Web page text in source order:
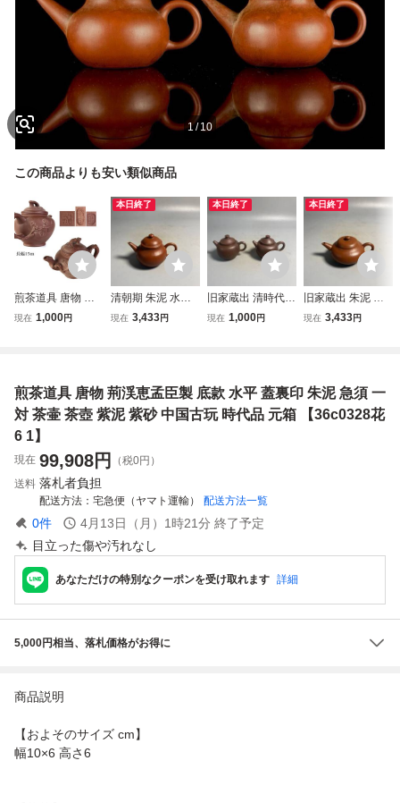
1/ 10
この商品よりも安い類似商品
煎茶道具 唐物 中
国宜興 底款 蓋裏
9 5】g
現在 1,000円
本日終了
清朝期 朱泥 水平
孟臣 紫砂 紫泥 急
現在 3,433円
本日終了
旧家蔵出 清時代
朱泥 急須 中国唐
現在 1,000円
本日終了
旧家蔵出 朱泥 孟
臣 昌記 紫砂 紫泥
現在 3,433円
煎茶道具 唐物 荊渓恵孟臣製 底款 水平 蓋裏印 朱泥 急須 一
対 茶壷 茶壺 紫泥 紫砂 中国古玩 時代品 元箱 【36c0328花
6 1】
現在 99,908円
（税0円）
送料 落札者負担
配送方法 宅急便（ヤマト運輸） 配送方法一覧
0件 4月13日（月）1時21分 終了予定
目立った傷や汚れなし
あなただけの特別なクーポンを受け取れます 詳細
5,000円相当、落札価格がお得に
商品説明
【およそのサイズ cm】
幅10×6 高さ6